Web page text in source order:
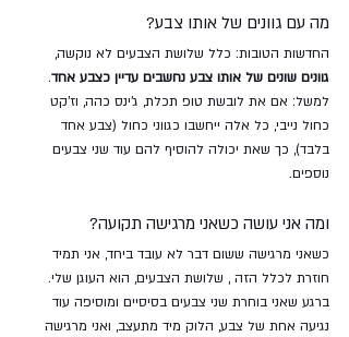
מה עם גוונים של אותו צבע?
החדשות הטובות: כלל שלושת הצבעים לא נוקשה,
גוונים שונים של אותו צבע נחשבים עדיין כצבע אחד.
למשל: אם את לובשת טופ תכלת, ג’ינס כהה, וז’קט
כחול נייבי, כל אלה ייחשבו כגווני כחול (צבע אחד
בלבד), כך שאת יכולה להוסיף להם עוד שני צבעים
נוספים.
ומה אני עושה כשאני מרגישה תקועה?
כשאני מרגישה ששום דבר לא עובד ביחד, אני תמיד
חוזרת לכלל הזה , שלושת הצבעים, הוא העוגן שלי.
ברגע שאני בוחרת שני צבעים בסיסיים ומוסיפה עוד
נגיעה אחת של צבע, הלוק מיד מתעצב, ואני מרגישה